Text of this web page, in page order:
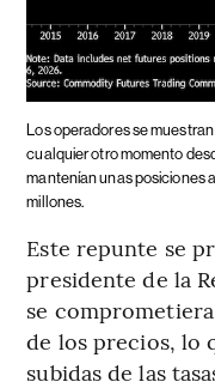
Los operadores se
cualquier otro momento
mantenían unas posiciones
millones.
Este repunte se
presidente de la
se
de los precios, lo
subidas de las